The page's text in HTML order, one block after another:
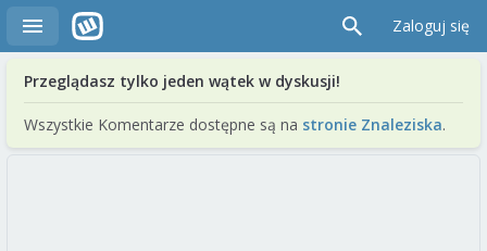
Zaloguj się
Przeglądasz tylko jeden wątek w dyskusji!
Wszystkie Komentarze dostępne są na stronie Znaleziska.